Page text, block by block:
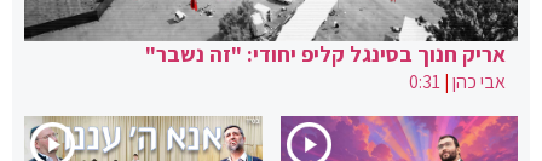
אריק חנוך בסינגל קליפ יחודי: "זה נשבר"
אבי כהן|
0:31